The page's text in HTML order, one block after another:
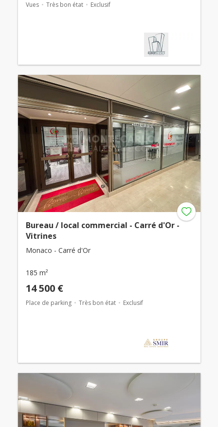
Vues Très bon état Exclusif
Bureau / local commercial - Carré d'Or -
Vitrines
Monaco - Carré d'Or
185 m²
14 500 €
Place de parking Très bon état Exclusif